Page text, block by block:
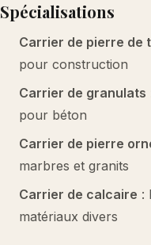
Spécialisations
Carrier de pierre de
pour construction
Carrier de granulats
pour béton
Carrier de pierre
marbres et granits
Carrier de calcaire :
matériaux divers